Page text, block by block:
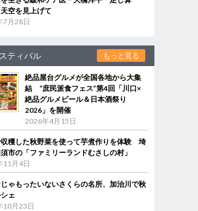
空を見上げて
7月28日
ティバル もっと見る
絶品屋台グルメが全国各地から大集
結 “庶民派食フェス”第4回「川口×
絶品グルメビール＆日本酒祭り
2026」を開催
2026年4月15日
収穫した秋野菜を使って芋煮作りを体験 埼
市の「ファミリーランドむさしの村」
11月4日
ゃもったいないさくらの名所、加治川で秋
ェ
10月23日